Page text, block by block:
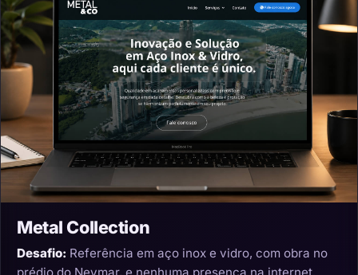
Metal Collection
Desafio: Referência em aço inox e vidro, com obra no